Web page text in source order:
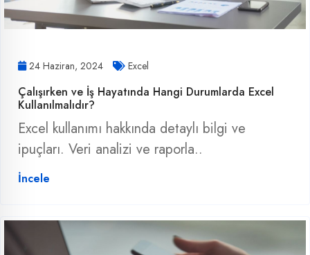
24 Haziran, 2024 Excel
Çalışırken ve İş Hayatında Hangi Durumlarda Excel
Kullanılmalıdır?
Excel kullanımı hakkında detaylı bilgi ve
ipuçları. Veri analizi ve raporla..
İncele